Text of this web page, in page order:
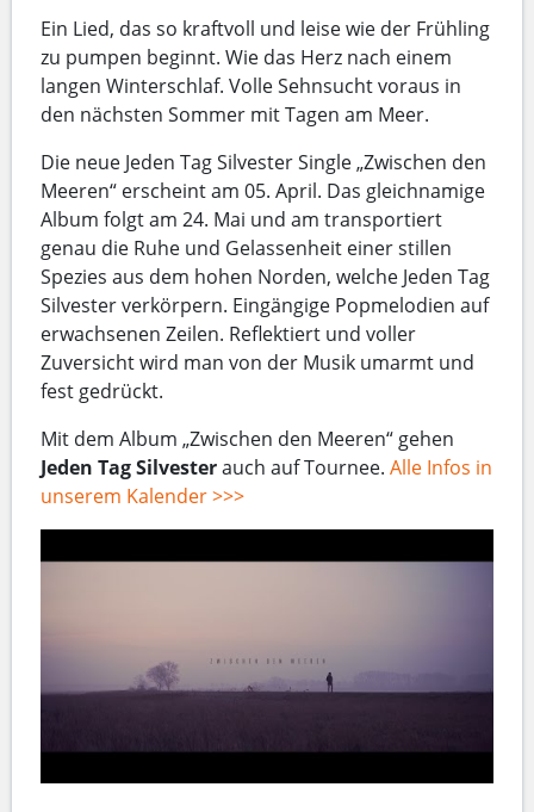
Ein Lied, das so kraftvoll und leise wie der Frühling
zu pumpen beginnt. Wie das Herz nach einem
langen Winterschlaf. Volle Sehnsucht voraus in
den nächsten Sommer mit Tagen am Meer.
Die neue Jeden Tag Silvester Single „Zwischen den
Meeren“ erscheint am 05. April. Das gleichnamige
Album folgt am 24. Mai und am transportiert
genau die Ruhe und Gelassenheit einer stillen
Spezies aus dem hohen Norden, welche Jeden Tag
Silvester verkörpern. Eingängige Popmelodien auf
erwachsenen Zeilen. Reflektiert und voller
Zuversicht wird man von der Musik umarmt und
fest gedrückt.
Mit dem Album „Zwischen den Meeren“ gehen
Jeden Tag Silvesterauch auf Tournee. Alle Infos in
unserem Kalender >>>